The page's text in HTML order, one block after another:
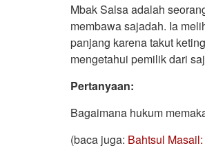
Mbak Salsa adalah
membawa sajadah. Ia
panjang karena takut
mengetahui pemilik dari
Pertanyaan:
Bagaimana hukum
(baca juga: Bahtsul